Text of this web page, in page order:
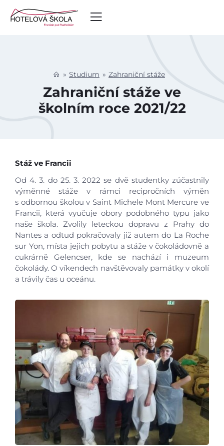
Studium Zahraniční stáže
Zahraniční stáže ve
školním roce 2021/22
Stáž ve Francii
Od 4. 3. do 25. 3. 2022 se dvě studentky zúčastnily
výměnné stáže v rámci recipročních výměn
s odbornou školou v Saint Michele Mont Mercure ve
Francii, která vyučuje obory podobného typu jako
naše škola. Zvolily leteckou dopravu z Prahy do
Nantes a odtud pokračovaly již autem do La Roche
sur Yon, místa jejich pobytu a stáže v čokoládovně a
cukrárně Gelencser, kde se nachází i muzeum
čokolády. O víkendech navštěvovaly památky v okolí
a trávily čas u oceánu.